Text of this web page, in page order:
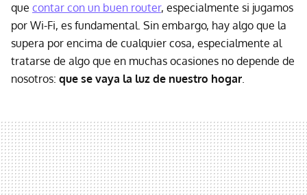
que contar con un buen router, especialmente si jugamos
por Wi-Fi, es fundamental. Sin embargo, hay algo que la
supera por encima de cualquier cosa, especialmente al
tratarse de algo que en muchas ocasiones no depende de
nosotros: que se vaya la luz de nuestro hogar.